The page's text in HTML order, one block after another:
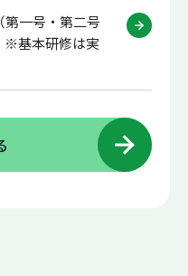
一号・第二号
基本研修は実